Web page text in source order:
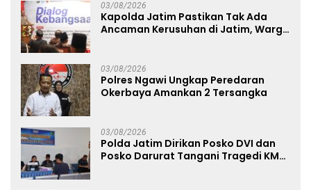
03/08/2026
Kapolda Jatim Pastikan Tak Ada
Ancaman Kerusuhan di Jatim, Warga
03/08/2026
Polres Ngawi Ungkap Peredaran
Okerbaya Amankan 2 Tersangka
03/08/2026
Polda Jatim Dirikan Posko DVI dan
Posko Darurat Tangani Tragedi KMP